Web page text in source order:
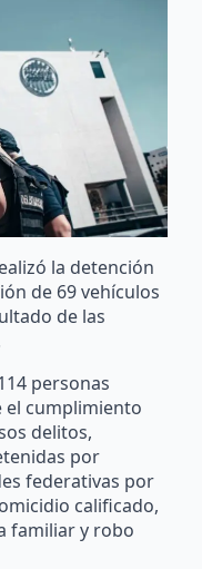
la detención
de 69 vehículos
de las
personas
cumplimiento
delitos,
por
federativas por
calificado,
familiar y robo